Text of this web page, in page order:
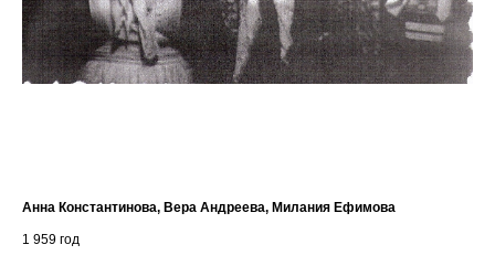
Анна Константинова, Вера Андреева, Милания Ефимова
1 959 год